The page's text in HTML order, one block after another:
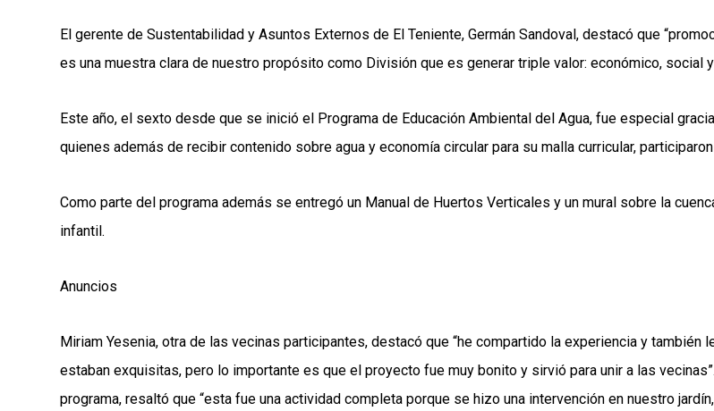
El gerente de Sustentabilidad y Asuntos Externos de El Teniente, Germán Sandoval, destacó que
es una muestra clara de nuestro propósito como División que es generar triple valor: económico, social
Este año, el sexto desde que se inició el Programa de Educación Ambiental del Agua, fue especial
quienes además de recibir contenido sobre agua y economía circular para su malla curricular,
Como parte del programa además se entregó un Manual de Huertos Verticales y un mural sobre la
infantil.
Anuncios
Miriam Yesenia, otra de las vecinas participantes, destacó que “he compartido la experiencia y también
estaban exquisitas, pero lo importante es que el proyecto fue muy bonito y sirvió para unir a las
programa, resaltó que “esta fue una actividad completa porque se hizo una intervención en nuestro